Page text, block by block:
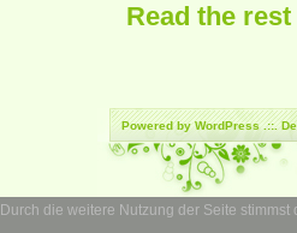
Read the
Powered byWordPress.::.
Durch die weitere Nutzung der Seite